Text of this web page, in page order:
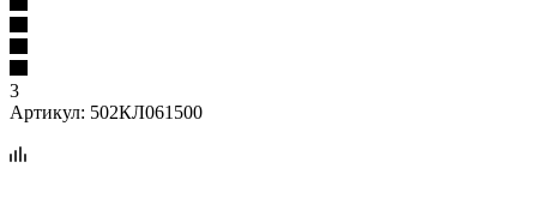
3
Артикул: 502КЛ061500